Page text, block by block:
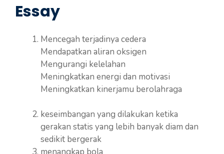
Essay
Mencegah terjadinya cedera
Mendapatkan aliran oksigen
Mengurangi kelelahan
Meningkatkan energi dan motivasi
Meningkatkan kinerjamu berolahraga
keseimbangan yang dilakukan ketika
gerakan statis yang lebih banyak diam dan
sedikit bergerak